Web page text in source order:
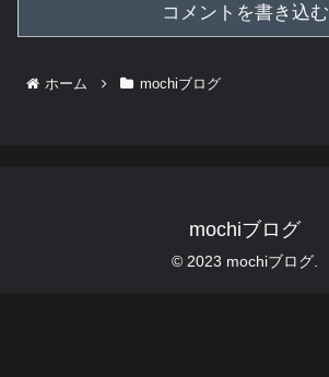
コメントを書き込む
ホーム mochiブログ
mochiブログ
© 2023 mochiブログ.